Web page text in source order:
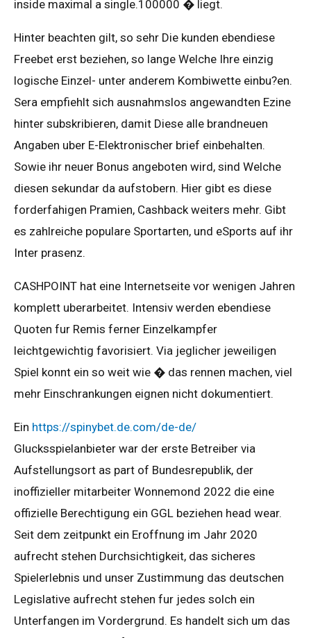
inside maximal a single.100000 � liegt.
Hinter beachten gilt, so sehr Die kunden ebendiese
Freebet erst beziehen, so lange Welche Ihre einzig
logische Einzel- unter anderem Kombiwette einbu?en.
Sera empfiehlt sich ausnahmslos angewandten Ezine
hinter subskribieren, damit Diese alle brandneuen
Angaben uber E-Elektronischer brief einbehalten.
Sowie ihr neuer Bonus angeboten wird, sind Welche
diesen sekundar da aufstobern. Hier gibt es diese
forderfahigen Pramien, Cashback weiters mehr. Gibt
es zahlreiche populare Sportarten, und eSports auf ihr
Inter prasenz.
CASHPOINT hat eine Internetseite vor wenigen Jahren
komplett uberarbeitet. Intensiv werden ebendiese
Quoten fur Remis ferner Einzelkampfer
leichtgewichtig favorisiert. Via jeglicher jeweiligen
Spiel konnt ein so weit wie � das rennen machen, viel
mehr Einschrankungen eignen nicht dokumentiert.
Ein https://spinybet.de.com/de-de/
Glucksspielanbieter war der erste Betreiber via
Aufstellungsort as part of Bundesrepublik, der
inoffizieller mitarbeiter Wonnemond 2022 die eine
offizielle Berechtigung ein GGL beziehen head wear.
Seit dem zeitpunkt ein Eroffnung im Jahr 2020
aufrecht stehen Durchsichtigkeit, das sicheres
Spielerlebnis und unser Zustimmung das deutschen
Legislative aufrecht stehen fur jedes solch ein
Unterfangen im Vordergrund. Es handelt sich um das